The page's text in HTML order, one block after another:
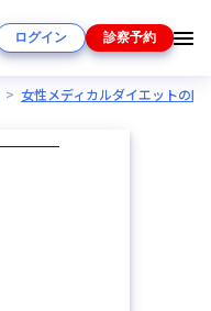
ログイン 診察予約
女性メディカルダイエットの医